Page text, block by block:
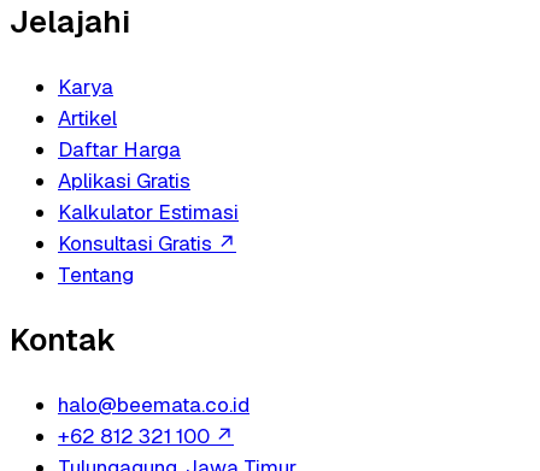
Jelajahi
Karya
Artikel
Daftar Harga
Aplikasi Gratis
Kalkulator Estimasi
Konsultasi Gratis ↗
Tentang
Kontak
halo@beemata.co.id
+62 812 321 100 ↗